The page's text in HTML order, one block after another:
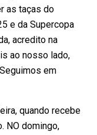
as taças do
e da Supercopa
acredito na
ao nosso lado,
em
quando recebe
NO domingo,